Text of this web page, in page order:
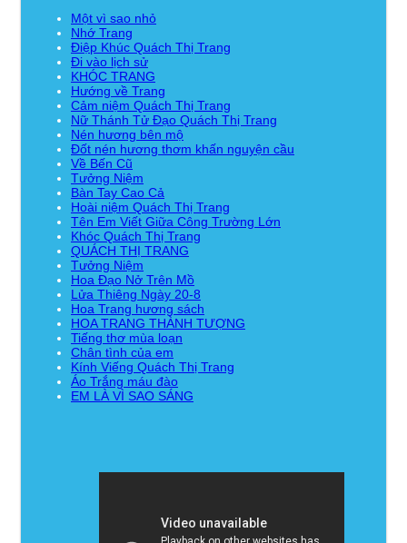
Một vì sao nhỏ
Nhớ Trang
Điệp Khúc Quách Thị Trang
Đi vào lịch sử
KHÓC TRANG
Hướng về Trang
Cảm niệm Quách Thị Trang
Nữ Thánh Tử Đạo Quách Thị Trang
Nén hương bên mộ
Đốt nén hương thơm khấn nguyện cầu
Về Bến Cũ
Tưởng Niệm
Bàn Tay Cao Cả
Hoài niệm Quách Thị Trang
Tên Em Viết Giữa Công Trường Lớn
Khóc Quách Thị Trang
QUÁCH THỊ TRANG
Tưởng Niệm
Hoa Đạo Nở Trên Mồ
Lửa Thiêng Ngày 20-8
Hoa Trang hương sách
HOA TRANG THÀNH TƯỢNG
Tiếng thơ mùa loạn
Chân tình của em
Kính Viếng Quách Thị Trang
Áo Trắng máu đào
EM LÀ VÌ SAO SÁNG